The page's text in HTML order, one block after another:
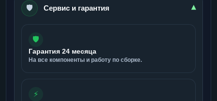
🛡️ Сервис и гарантия ▾
🛡️
Гарантия 24 месяца
На все компоненты и работу по сборке.
⚡